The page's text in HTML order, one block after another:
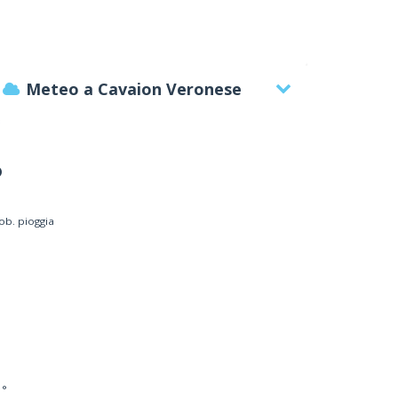
6 - 37010 Affi
Meteo a Cavaion Veronese
pioggia